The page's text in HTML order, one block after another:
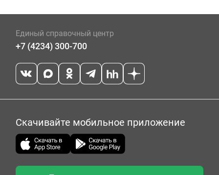
Единый справочный центр
+7 (4234) 300-700
Скачивайте мобильное приложение